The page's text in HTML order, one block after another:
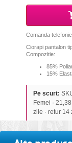
Comanda
Ciorapi pantalon
Compozitie:
85%
15%
Pe scurt:
Femei ·
zile · retur 14